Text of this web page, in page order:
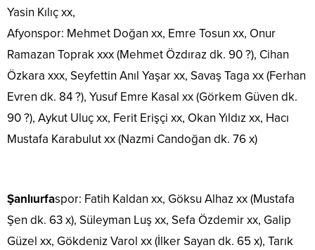
Yasin Kılıç xx,
Afyonspor: Mehmet Doğan xx, Emre Tosun xx, Onur
Ramazan Toprak xxx (Mehmet Özdıraz dk. 90 ?), Cihan
Özkara xxx, Seyfettin Anıl Yaşar xx, Savaş Taga xx (Ferhan
Evren dk. 84 ?), Yusuf Emre Kasal xx (Görkem Güven dk.
90 ?), Aykut Uluç xx, Ferit Erişçi xx, Okan Yıldız xx, Hacı
Mustafa Karabulut xx (Nazmi Candoğan dk. 76 x)
Şanlıurfaspor: Fatih Kaldan xx, Göksu Alhaz xx (Mustafa
Şen dk. 63 x), Süleyman Luş xx, Sefa Özdemir xx, Galip
Güzel xx, Gökdeniz Varol xx (İlker Sayan dk. 65 x), Tarık